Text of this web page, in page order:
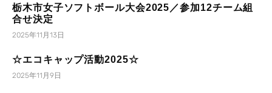
栃木市女子ソフトボール大会2025／参加12チーム組
合せ決定
2025年11月13日
☆エコキャップ活動2025☆
2025年11月9日